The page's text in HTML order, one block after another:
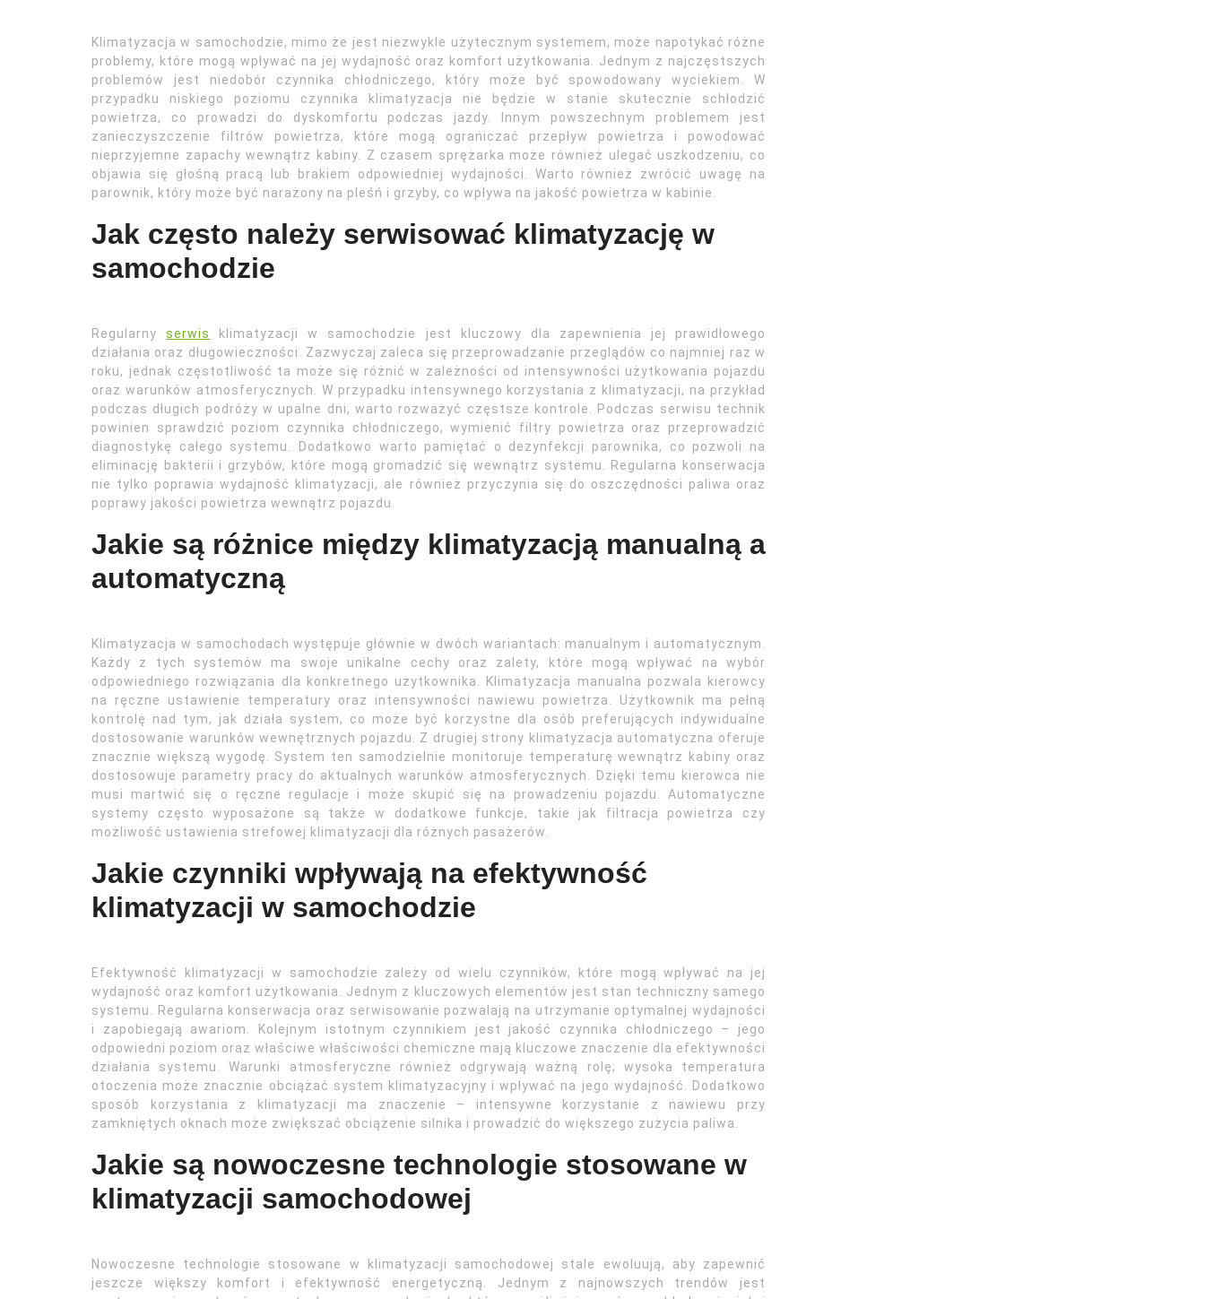
Klimatyzacja w samochodzie, mimo że jest niezwykle użytecznym systemem, może napotykać różne
problemy, które mogą wpływać na jej wydajność oraz komfort użytkowania. Jednym z najczęstszych
problemów jest niedobór czynnika chłodniczego, który może być spowodowany wyciekiem. W
przypadku niskiego poziomu czynnika klimatyzacja nie będzie w stanie skutecznie schłodzić
powietrza, co prowadzi do dyskomfortu podczas jazdy. Innym powszechnym problemem jest
zanieczyszczenie filtrów powietrza, które mogą ograniczać przepływ powietrza i powodować
nieprzyjemne zapachy wewnątrz kabiny. Z czasem sprężarka może również ulegać uszkodzeniu, co
objawia się głośną pracą lub brakiem odpowiedniej wydajności. Warto również zwrócić uwagę na
parownik, który może być narażony na pleśń i grzyby, co wpływa na jakość powietrza w kabinie.
Jak często należy serwisować klimatyzację w
samochodzie
Regularnyserwis
klimatyzacji w samochodzie jest kluczowy dla zapewnienia jej prawidłowego
działania oraz długowieczności. Zazwyczaj zaleca się przeprowadzanie przeglądów co najmniej raz w
roku, jednak częstotliwość ta może się różnić w zależności od intensywności użytkowania pojazdu
oraz warunków atmosferycznych. W przypadku intensywnego korzystania z klimatyzacji, na przykład
podczas długich podróży w upalne dni, warto rozważyć częstsze kontrole. Podczas serwisu technik
powinien sprawdzić poziom czynnika chłodniczego, wymienić filtry powietrza oraz przeprowadzić
diagnostykę całego systemu. Dodatkowo warto pamiętać o dezynfekcji parownika, co pozwoli na
eliminację bakterii i grzybów, które mogą gromadzić się wewnątrz systemu. Regularna konserwacja
nie tylko poprawia wydajność klimatyzacji, ale również przyczynia się do oszczędności paliwa oraz
poprawy jakości powietrza wewnątrz pojazdu.
Jakie są różnice między klimatyzacją manualną a
automatyczną
Klimatyzacja w samochodach występuje głównie w dwóch wariantach: manualnym i automatycznym.
Każdy z tych systemów ma swoje unikalne cechy oraz zalety, które mogą wpływać na wybór
odpowiedniego rozwiązania dla konkretnego użytkownika. Klimatyzacja manualna pozwala kierowcy
na ręczne ustawienie temperatury oraz intensywności nawiewu powietrza. Użytkownik ma pełną
kontrolę nad tym, jak działa system, co może być korzystne dla osób preferujących indywidualne
dostosowanie warunków wewnętrznych pojazdu. Z drugiej strony klimatyzacja automatyczna oferuje
znacznie większą wygodę. System ten samodzielnie monitoruje temperaturę wewnątrz kabiny oraz
dostosowuje parametry pracy do aktualnych warunków atmosferycznych. Dzięki temu kierowca nie
musi martwić się o ręczne regulacje i może skupić się na prowadzeniu pojazdu. Automatyczne
systemy często wyposażone są także w dodatkowe funkcje, takie jak filtracja powietrza czy
możliwość ustawienia strefowej klimatyzacji dla różnych pasażerów.
Jakie czynniki wpływają na efektywność
klimatyzacji w samochodzie
Efektywność klimatyzacji w samochodzie zależy od wielu czynników, które mogą wpływać na jej
wydajność oraz komfort użytkowania. Jednym z kluczowych elementów jest stan techniczny samego
systemu. Regularna konserwacja oraz serwisowanie pozwalają na utrzymanie optymalnej wydajności
i zapobiegają awariom. Kolejnym istotnym czynnikiem jest jakość czynnika chłodniczego – jego
odpowiedni poziom oraz właściwe właściwości chemiczne mają kluczowe znaczenie dla efektywności
działania systemu. Warunki atmosferyczne również odgrywają ważną rolę; wysoka temperatura
otoczenia może znacznie obciążać system klimatyzacyjny i wpływać na jego wydajność. Dodatkowo
sposób korzystania z klimatyzacji ma znaczenie – intensywne korzystanie z nawiewu przy
zamkniętych oknach może zwiększać obciążenie silnika i prowadzić do większego zużycia paliwa.
Jakie są nowoczesne technologie stosowane w
klimatyzacji samochodowej
Nowoczesne technologie stosowane w klimatyzacji samochodowej stale ewoluują, aby zapewnić
jeszcze większy komfort i efektywność energetyczną. Jednym z najnowszych trendów jest